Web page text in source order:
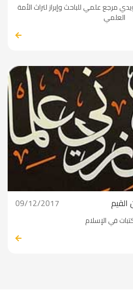
مرجع علمي للباحث وإبراز لتراث الأمة
العلمي
القيم 09/12/2017
في الإسلام